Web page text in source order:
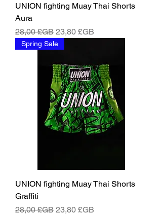
UNION fighting Muay Thai Shorts
Aura
Prix original
28,00 £GB Prix promotionnel
23,80 £GB
Spring Sale
UNION fighting Muay Thai Shorts
Graffiti
Prix original
28,00 £GB Prix promotionnel
23,80 £GB